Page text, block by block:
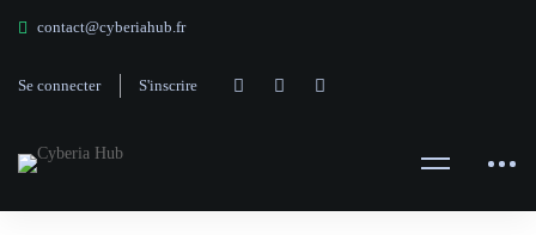
contact@cyberiahub.fr
Se connecter S'inscrire